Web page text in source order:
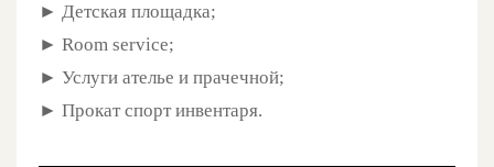
► Детская площадка;
► Room service;
► Услуги ателье и прачечной;
► Прокат спорт инвентаря.